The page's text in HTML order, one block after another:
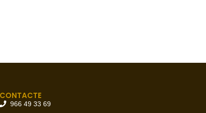
CONTACTE
966 49 33 69